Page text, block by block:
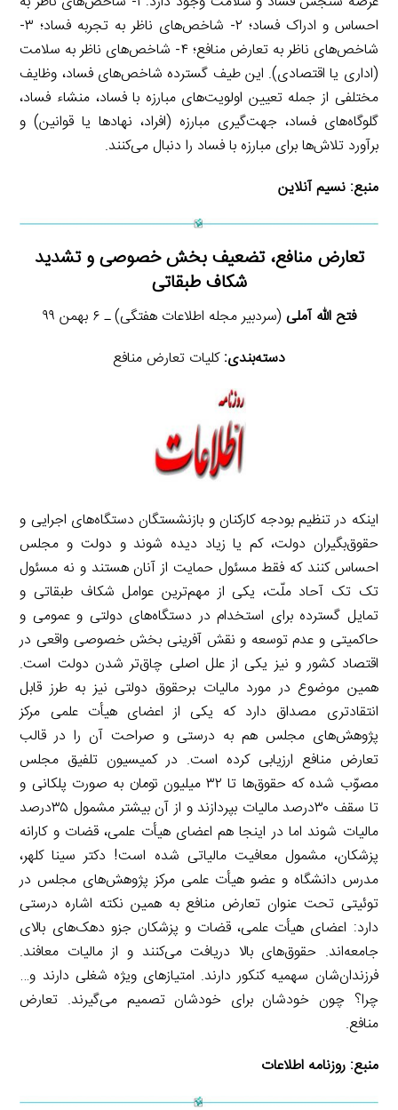
احساس و ادراک فساد؛ ۲- شاخص‌های ناظر به تجربه فساد؛ ۳-
شاخص‌های ناظر به تعارض منافع؛ ۴- شاخص‌های ناظر به سلامت
(اداری یا اقتصادی). این طیف گسترده شاخص‌های فساد، وظایف
مختلفی از جمله تعیین اولویت‌های مبارزه با فساد، منشاء فساد،
گلوگاه‌های فساد، جهت‌گیری مبارزه (افراد، نهادها یا قوانین) و
برآورد تلاش‌ها برای مبارزه با فساد را دنبال می‌کنند.
منبع: نسیم آنلاین
تعارض منافع، تضعیف بخش خصوصی و تشدید
شکاف طبقاتی
فتح الله آملی (سردبیر مجله اطلاعات هفتگی) ـ ۶ بهمن ۹۹
دسته‌بندی:کلیات تعارض منافع
اینکه در تنظیم بودجه کارکنان و بازنشستگان دستگاه‌های اجرایی و
حقوق‌بگیران دولت، کم یا زیاد دیده شوند و دولت و مجلس
احساس کنند که فقط مسئول حمایت از آنان هستند و نه مسئول
تک تک آحاد ملّت، یکی از مهم‌ترین عوامل شکاف طبقاتی و
تمایل گسترده برای استخدام در دستگاه‌های دولتی و عمومی و
حاکمیتی و عدم توسعه و نقش آفرینی بخش خصوصی واقعی در
اقتصاد کشور و نیز یکی از علل اصلی چاق‌تر شدن دولت است.
همین موضوع در مورد مالیات برحقوق دولتی نیز به طرز قابل
انتقادتری مصداق دارد که یکی از اعضای هیأت علمی مرکز
پژوهش‌های مجلس هم به درستی و صراحت آن را در قالب
تعارض منافع ارزیابی کرده است. در کمیسیون تلفیق مجلس
مصوّب شده که حقوق‌ها تا ۳۲ میلیون تومان به صورت پلکانی و
تا سقف ۳۰درصد مالیات بپردازند و از آن بیشتر مشمول ۳۵درصد
مالیات شوند اما در اینجا هم اعضای هیأت علمی، قضات و کارانه
پزشکان، مشمول معافیت مالیاتی شده است! دکتر سینا کلهر،
مدرس دانشگاه و عضو هیأت علمی مرکز پژوهش‌های مجلس در
توئیتی تحت عنوان تعارض منافع به همین نکته اشاره درستی
دارد: اعضای هیأت علمی، قضات و پزشکان جزو دهک‌های بالای
جامعه‌اند. حقوق‌های بالا دریافت می‌کنند و از مالیات معافند.
فرزندان‌شان سهمیه کنکور دارند. امتیازهای ویژه شغلی دارند و…
چرا؟ چون خودشان برای خودشان تصمیم می‌گیرند. تعارض
منافع.
منبع: روزنامه اطلاعات